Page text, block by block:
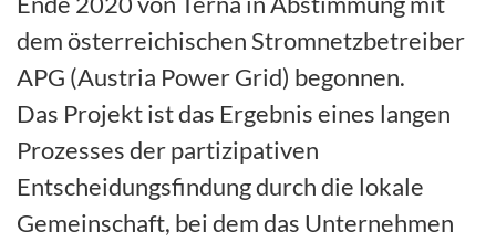
dem österreichischen Stromnetzbetreiber
APG (Austria Power Grid) begonnen.
Das Projekt ist das Ergebnis eines langen
Prozesses der partizipativen
Entscheidungsfindung durch die lokale
Gemeinschaft, bei dem das Unternehmen